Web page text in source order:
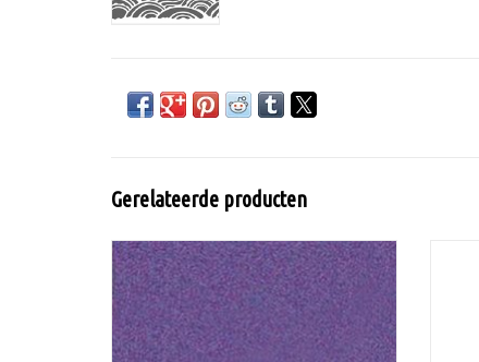
Gerelateerde producten
Lumiere van Jacquard is een soepele
acrylverf op waterbasis voor textiel met
mica pigment voor een metallic of
parelmoer uitstraling en is wasbaar na
fixatie.